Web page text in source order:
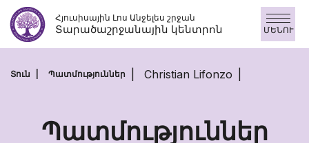
Անցնել
բովանդակությանըՀյուսիսային Լոս Անջելես շրջան
Տարածաշրջանային կենտրոն ՄԵՆՈՒ
Տուն Պատմություններ Christian Lifonzo
Պատմություններ